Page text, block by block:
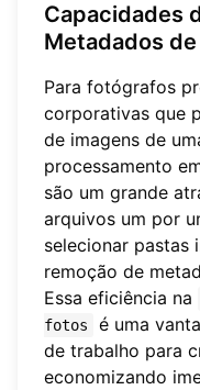
Capacidades
Metadados
Para fotógrafos
corporativas que
de imagens de
processamento
são um grande
arquivos um por
selecionar pastas
remoção de
Essa eficiência na
fotos
é uma
de trabalho para
economizando